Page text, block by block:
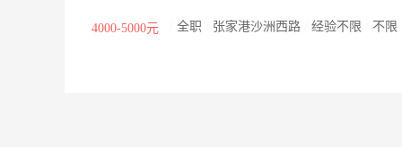
4000-5000元 全职 张家港沙洲西路 经验不限 不限